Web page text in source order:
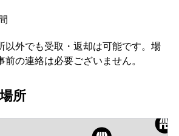
以外でも受取・返却は可能です。場
の連絡は必要ございません。
所